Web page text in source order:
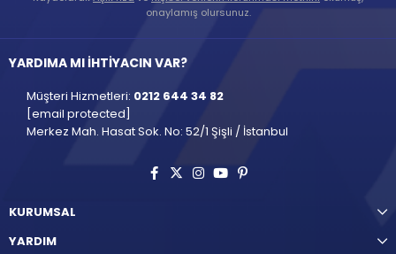
onaylamış olursunuz.
YARDIMA MI İHTİYACIN VAR?
Müşteri Hizmetleri: 0212 644 34 82
[email protected]
Merkez Mah. Hasat Sok. No: 52/1 Şişli / İstanbul
KURUMSAL
YARDIM